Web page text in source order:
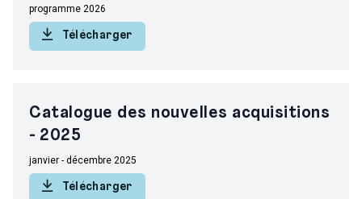
programme 2026
Télécharger
Catalogue des nouvelles acquisitions
- 2025
janvier - décembre 2025
Télécharger